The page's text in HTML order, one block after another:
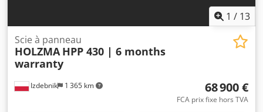
1 / 13
Izdebnik 1 365 km
Scie à panneau
HOLZMA HPP 430 | 6 months
warranty
68 900 €
FCA prix fixe hors TVA